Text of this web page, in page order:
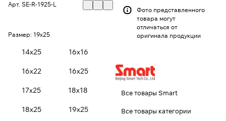
Арт. SE-R-1925-L
Размер: 19х25
14х25 16х16
16х22 16х25
17х25 18х18
18х25 19х25
Фото представленного
товара могут
отличаться от
оригинала продукции
Все товары Smart
Все товары категории